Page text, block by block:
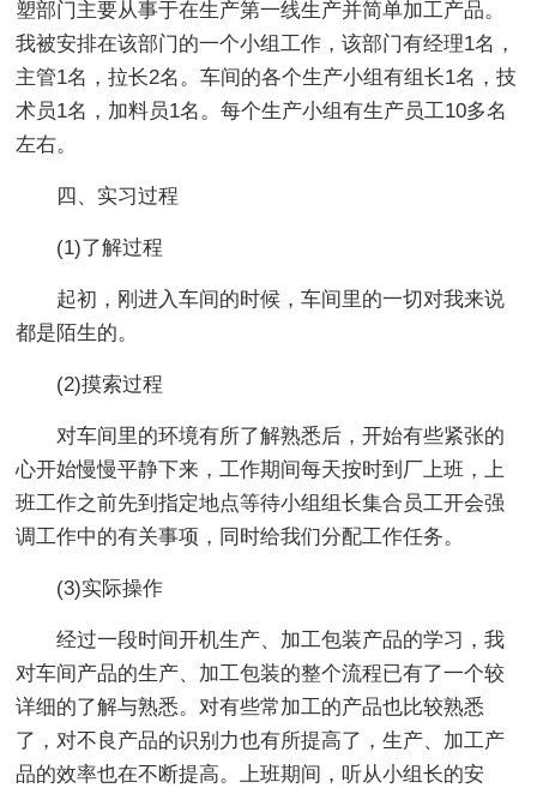
塑部门主要从事于在生产第一线生产并简单加工产品。
我被安排在该部门的一个小组工作，该部门有经理1名，
主管1名，拉长2名。车间的各个生产小组有组长1名，技
术员1名，加料员1名。每个生产小组有生产员工10多名
左右。
四、实习过程
(1)了解过程
起初，刚进入车间的时候，车间里的一切对我来说
都是陌生的。
(2)摸索过程
对车间里的环境有所了解熟悉后，开始有些紧张的
心开始慢慢平静下来，工作期间每天按时到厂上班，上
班工作之前先到指定地点等待小组组长集合员工开会强
调工作中的有关事项，同时给我们分配工作任务。
(3)实际操作
经过一段时间开机生产、加工包装产品的学习，我
对车间产品的生产、加工包装的整个流程已有了一个较
详细的了解与熟悉。对有些常加工的产品也比较熟悉
了，对不良产品的识别力也有所提高了，生产、加工产
品的效率也在不断提高。上班期间，听从小组长的安